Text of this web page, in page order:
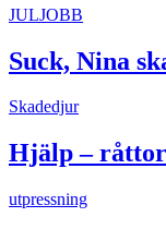
JULJOBB
Suck, Nina
Skadedjur
Hjälp –
utpressning